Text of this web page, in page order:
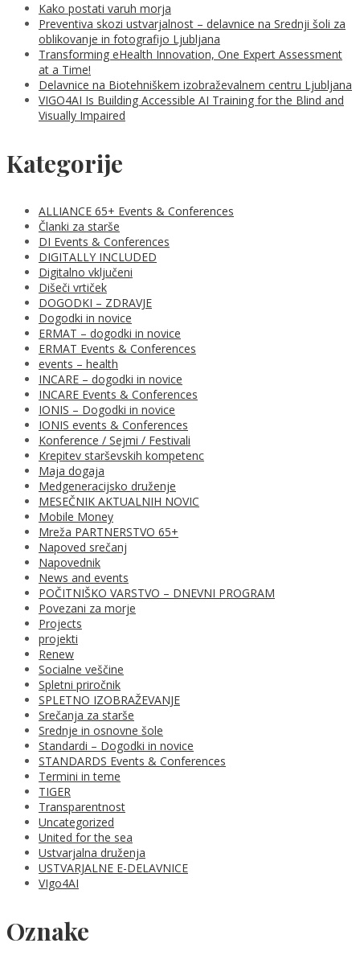
Kako postati varuh morja
Preventiva skozi ustvarjalnost – delavnice na Srednji šoli za
oblikovanje in fotografijo Ljubljana
Transforming eHealth Innovation, One Expert Assessment
at a Time!
Delavnice na Biotehniškem izobraževalnem centru Ljubljana
VIGO4AI Is Building Accessible AI Training for the Blind and
Visually Impaired
Kategorije
ALLIANCE 65+ Events & Conferences
Članki za starše
DI Events & Conferences
DIGITALLY INCLUDED
Digitalno vključeni
Dišeči vrtiček
DOGODKI – ZDRAVJE
Dogodki in novice
ERMAT – dogodki in novice
ERMAT Events & Conferences
events – health
INCARE – dogodki in novice
INCARE Events & Conferences
IONIS – Dogodki in novice
IONIS events & Conferences
Konference / Sejmi / Festivali
Krepitev starševskih kompetenc
Maja dogaja
Medgeneracijsko druženje
MESEČNIK AKTUALNIH NOVIC
Mobile Money
Mreža PARTNERSTVO 65+
Napoved srečanj
Napovednik
News and events
POČITNIŠKO VARSTVO – DNEVNI PROGRAM
Povezani za morje
Projects
projekti
Renew
Socialne veščine
Spletni priročnik
SPLETNO IZOBRAŽEVANJE
Srečanja za starše
Srednje in osnovne šole
Standardi – Dogodki in novice
STANDARDS Events & Conferences
Termini in teme
TIGER
Transparentnost
Uncategorized
United for the sea
Ustvarjalna druženja
USTVARJALNE E-DELAVNICE
VIgo4AI
Oznake